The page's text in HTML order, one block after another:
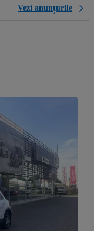
Vezi anunțurile